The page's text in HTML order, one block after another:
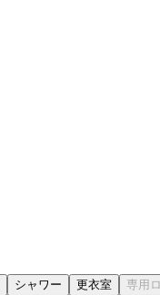
シャワー 更衣室